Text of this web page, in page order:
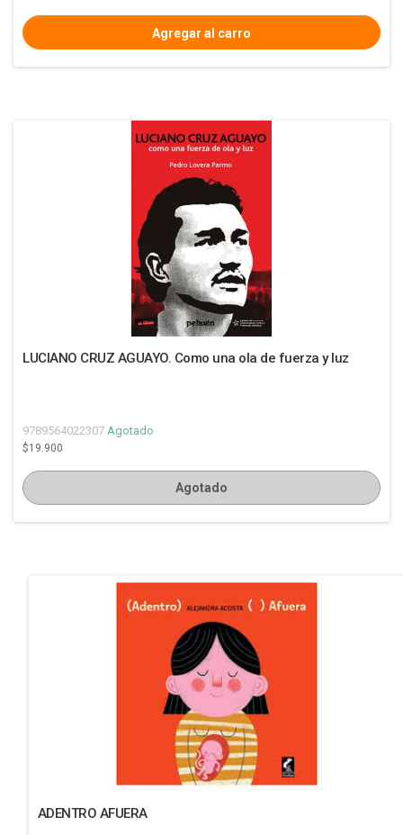
LUCIANO CRUZ AGUAYO. Como una ola de fuerza y luz
9789564022307 Agotado
$19.900
Agotado
ADENTRO AFUERA